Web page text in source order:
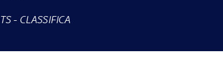
- CLASSIFICA